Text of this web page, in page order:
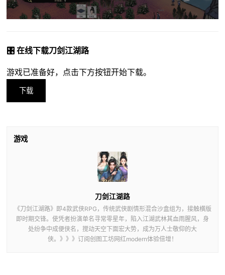
🎛️ 在线下载刀剑江湖路
游戏已准备好，点击下方按钮开始下载。
下载
游戏
刀剑江湖路
《刀剑江湖路》即4款武侠RPG，传统武侠剧情形混合沙盒组为，接触横版
即时期交锋。使凭者扮演单名寻常零星年，陷入江湖武林其血雨腥风，身
处纷争中成便侠名，搅动天空下面宏大势，成为万人士敬仰的大
侠。》》》订阅创图工坊网红modern体验倍增！